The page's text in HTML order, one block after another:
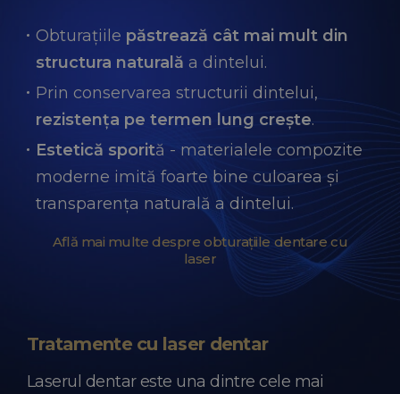
Obturațiile păstrează cât mai mult din
structura naturală a dintelui.
Prin conservarea structurii dintelui,
rezistența pe termen lung crește.
Estetică sporită - materialele compozite
moderne imită foarte bine culoarea și
transparența naturală a dintelui.
Află mai multe despre obturațiile dentare cu
laser
Tratamente cu laser dentar
Laserul dentar este una dintre cele mai